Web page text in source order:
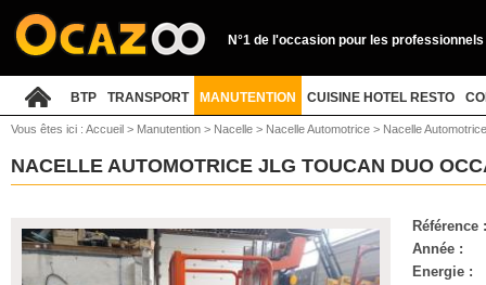
N°1 de l'occasion pour les professionnels
BTP TRANSPORT MANUTENTION CUISINE HOTEL RESTO
Vous êtes ici : Accueil > Manutention > Nacelle > Nacelle Automotrice > Nacelle
NACELLE AUTOMOTRICE JLG TOUCAN DUO
Référence :
Année :
Energie :